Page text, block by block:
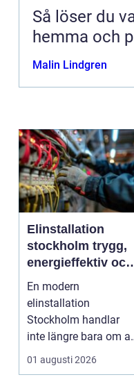
Så löser du
hemma och
Malin Lindgren
Elinstallation
stockholm trygg,
energieffektiv och
framtidssäker el i
företagslokaler
En modern
elinstallation
Stockholm handlar
inte längre bara om
få belysning och uttag
på rätt pl...
01 augusti 2026